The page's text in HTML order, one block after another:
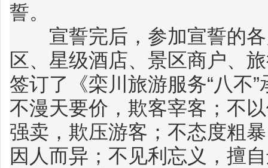
誓。
宣誓完后，参加宣誓的各
区、星级酒店、景区商户、
签订了《栾川旅游服务“八不
不漫天要价，欺客宰客；不
强卖，欺压游客；不态度粗
因人而异；不见利忘义，擅